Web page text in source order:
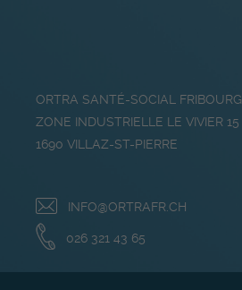
ORTRA SANTÉ-SOCIAL FRIBOURG
ZONE INDUSTRIELLE LE VIVIER 15
1690 VILLAZ-ST-PIERRE
INFO@ORTRAFR.CH
026 321 43 65